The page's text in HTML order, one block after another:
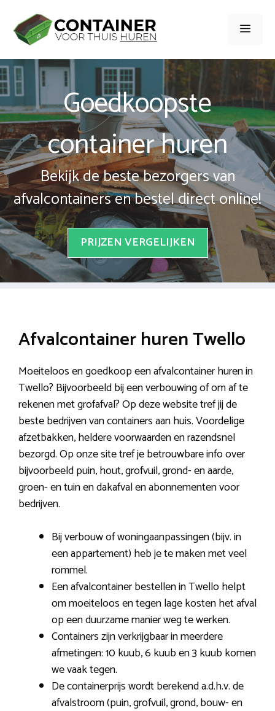
naar
inhoud
Menu
Goedkoopste
container huren
Bekijk de beste bezorgers van
afvalcontainers en bestel direct online!
PRIJZEN VERGELIJKEN
Afvalcontainer huren Twello
Moeiteloos en goedkoop een afvalcontainer huren in
Twello? Bijvoorbeeld bij een verbouwing of om af te
rekenen met grofafval? Op deze website tref jij de
beste bedrijven van containers aan huis. Voordelige
afzetbakken, heldere voorwaarden en razendsnel
bezorgd. Op onze site tref je betrouwbare info over
bijvoorbeeld puin, hout, grofvuil, grond- en aarde,
groen- en tuin en dakafval en abonnementen voor
bedrijven.
Bij verbouw of woningaanpassingen (bijv. in
een appartement) heb je te maken met veel
rommel.
Een afvalcontainer bestellen in Twello helpt
om moeiteloos en tegen lage kosten het afval
op een duurzame manier weg te werken.
Containers zijn verkrijgbaar in meerdere
afmetingen: 10 kuub, 6 kuub en 3 kuub komen
we vaak tegen.
De containerprijs wordt berekend a.d.h.v. de
afvalstroom (puin, grofvuil, grond, bouw- en